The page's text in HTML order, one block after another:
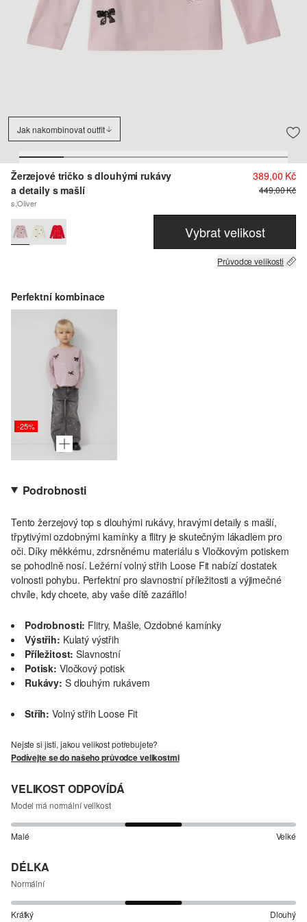
Jak nakombinovat outfit
Žerzejové tričko s dlouhými rukávy
a detaily s mašlí
s.Oliver
389,00 Kč
449,00 Kč
Vybrat velikost
Průvodce velikosti
Perfektní kombinace
-25%
Podrobnosti
Tento žerzejový top s dlouhými rukávy, hravými detaily s mašlí,
třpytivými ozdobnými kamínky a flitry je skutečným lákadlem pro
oči. Díky měkkému, zdrsněnému materiálu s Vločkovým potiskem
se pohodlně nosí. Ležérní volný střih Loose Fit nabízí dostatek
volnosti pohybu. Perfektní pro slavnostní příležitosti a výjimečné
chvíle, kdy chcete, aby vaše dítě zazářilo!
Podrobnosti: Flitry, Mašle, Ozdobné kamínky
Výstřih: Kulatý výstřih
Příležitost: Slavnostní
Potisk: Vločkový potisk
Rukávy: S dlouhým rukávem
Střih: Volný střih Loose Fit
Nejste si jisti, jakou velikost potřebujete?
Podívejte se do našeho průvodce velikostmi
VELIKOST ODPOVÍDÁ
Model má normální velikost
Malé Velké
DÉLKA
Normální
Krátký Dlouhý